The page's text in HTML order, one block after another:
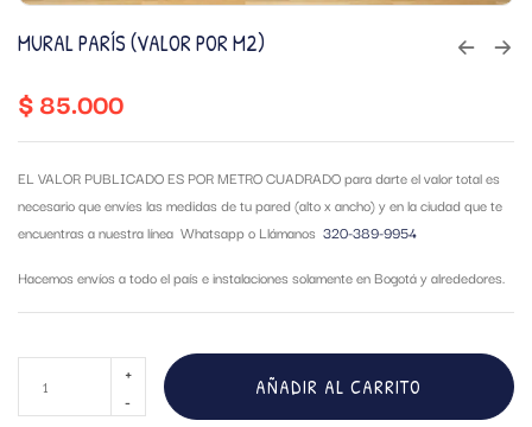
MURAL PARÍS (VALOR POR M2)
$85.000
EL VALOR PUBLICADO ES POR METRO CUADRADO para darte el valor total es
necesario que envíes las medidas de tu pared (alto x ancho) y en la ciudad que te
encuentras a nuestra línea Whatsapp o Llámanos 320-389-9954
Hacemos envíos a todo el país e instalaciones solamente en Bogotá y alrededores.
AÑADIR AL CARRITO